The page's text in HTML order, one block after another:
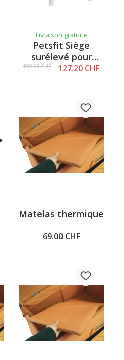
Livraison gratuite
Petsfit Siège
surélevé pour
chiens et chats
159.00 CHF 127.20 CHF
Matelas thermique
69.00 CHF